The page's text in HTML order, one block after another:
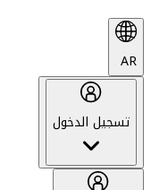
AR
تسجيل الدخول